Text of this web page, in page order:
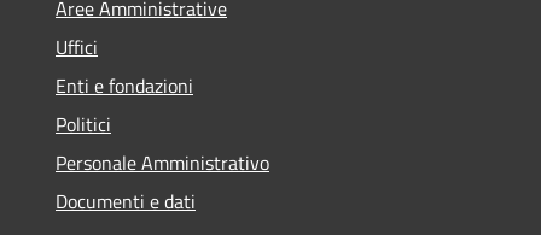
Aree Amministrative
Uffici
Enti e fondazioni
Politici
Personale Amministrativo
Documenti e dati